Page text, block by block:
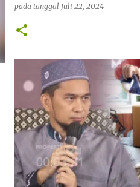
pada tanggal Juli 22, 2024